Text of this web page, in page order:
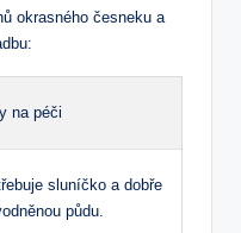
okrasného česneku ‌a
na ‍péči
sluníčko a ‌dobře
půdu.